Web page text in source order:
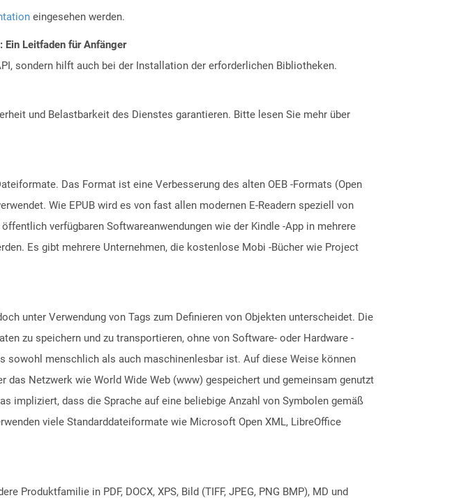
eingesehen werden.
Ein Leitfaden für Anfänger
sondern hilft auch bei der Installation der erforderlichen Bibliotheken.
und Belastbarkeit des Dienstes garantieren. Bitte lesen Sie mehr über
Das Format ist eine Verbesserung des alten OEB -Formats (Open
Wie EPUB wird es von fast allen modernen E-Readern speziell von
verfügbaren Softwareanwendungen wie der Kindle -App in mehrere
Es gibt mehrere Unternehmen, die kostenlose Mobi -Bücher wie Project
unter Verwendung von Tags zum Definieren von Objekten unterscheidet. Die
zu speichern und zu transportieren, ohne von Software- oder Hardware -
sowohl menschlich als auch maschinenlesbar ist. Auf diese Weise können
Netzwerk wie World Wide Web (www) gespeichert und gemeinsam genutzt
impliziert, dass die Sprache auf eine beliebige Anzahl von Symbolen gemäß
viele Standarddateiformate wie Microsoft Open XML, LibreOffice
in PDF, DOCX, XPS, Bild (TIFF, JPEG, PNG BMP), MD und